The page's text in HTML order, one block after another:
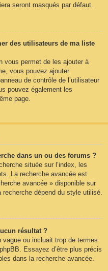
seront masqués par défaut.
des utilisateurs de ma liste
vous permet de les ajouter à
vous pouvez ajouter
de contrôle de l’utilisateur
pouvez également les
page.
dans un ou des forums ?
située sur l’index, les
La recherche avancée est
avancée » disponible sur
dépend du style utilisé.
résultat ?
vague ou incluait trop de termes
Essayez d’être plus précis
dans la recherche avancée.